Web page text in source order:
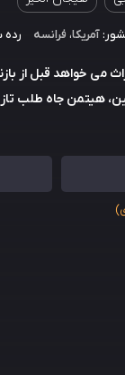
آمریکا، فرانسه رده
می خواهد قبل از
هیتمن جاه طلب